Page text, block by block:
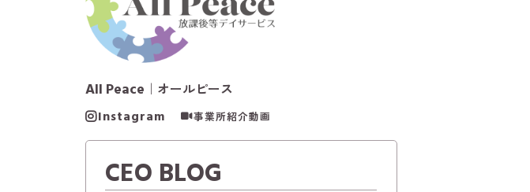
All Peace ｜オールピース
Instagram 事業所紹介動画
CEO BLOG